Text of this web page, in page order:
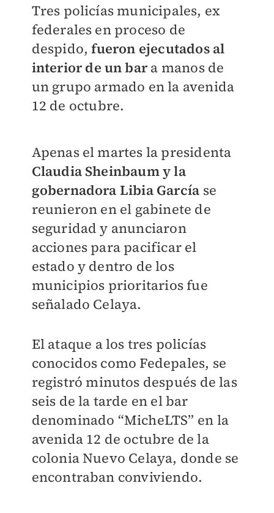
Tres policías municipales, ex
federales en proceso de
despido,fueron ejecutados al
interior de un bara manos de
un grupo armado en la avenida
12 de octubre.
Apenas el martes la presidenta
Claudia Sheinbaum y la
gobernadora Libia García se
reunieron en el gabinete de
seguridad y anunciaron
acciones para pacificar el
estado y dentro de los
municipios prioritarios fue
señalado Celaya.
El ataque a los tres policías
conocidos como Fedepales, se
registró minutos después de las
seis de la tarde en el bar
denominado “MicheLTS” en la
avenida 12 de octubre de la
colonia Nuevo Celaya, donde se
encontraban conviviendo.